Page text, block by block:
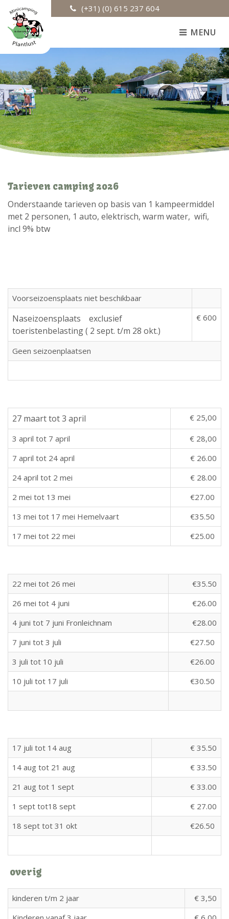
(+31) (0) 615 237 604
MENU
Tarieven camping 2026
Onderstaande tarieven op basis van 1 kampeermiddel
met 2 personen, 1 auto, elektrisch, warm water, wifi,
incl 9% btw
Voorseizoensplaats niet beschikbaar
Naseizoensplaats exclusief
toeristenbelasting ( 2 sept. t/m 28 okt.)
€ 600
Geen seizoenplaatsen
27 maart tot 3 april € 25,00
3 april tot 7 april
€ 28,00
7 april tot 24 april
€ 26.00
24 april tot 2 mei
€ 28.00
2 mei tot 13 mei
€27.00
13 mei tot 17 mei Hemelvaart
€35.50
17 mei tot 22 mei
€25.00
22 mei tot 26 mei
€35.50
26 mei tot 4 juni
€26.00
4 juni tot 7 juni Fronleichnam
€28.00
7 juni tot 3 juli
€27.50
3 juli tot 10 juli
€26.00
10 juli tot 17 juli
€30.50
17 juli tot 14 aug
€ 35.50
14 aug tot 21 aug
€ 33.50
21 aug tot 1 sept
€ 33.00
1 sept tot18 sept
€ 27.00
18 sept tot 31 okt
€26.50
overig
kinderen t/m 2 jaar
€ 3,50